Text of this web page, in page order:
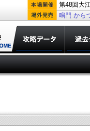
第48回大
鳴門 から